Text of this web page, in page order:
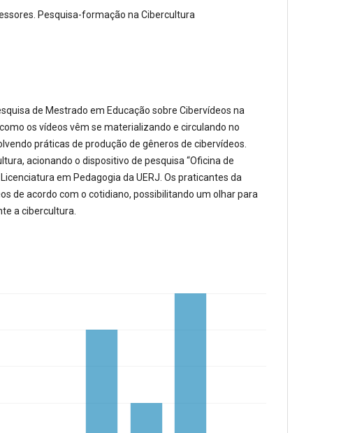
Pesquisa-formação na Cibercultura
de Mestrado em Educação sobre Cibervídeos na
os vídeos vêm se materializando e circulando no
práticas de produção de gêneros de cibervídeos.
acionando o dispositivo de pesquisa “Oficina de
em Pedagogia da UERJ. Os praticantes da
de acordo com o cotidiano, possibilitando um olhar para
a cibercultura.